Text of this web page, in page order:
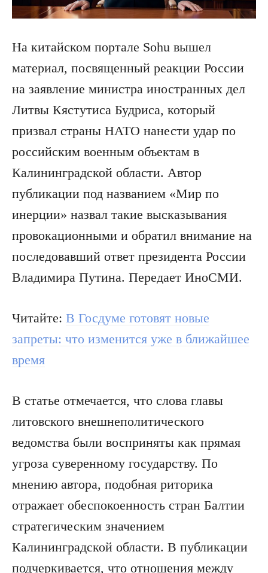
На китайском портале Sohu вышел
материал, посвященный реакции России
на заявление министра иностранных дел
Литвы Кястутиса Будриса, который
призвал страны НАТО нанести удар по
российским военным объектам в
Калининградской области. Автор
публикации под названием «Мир по
инерции» назвал такие высказывания
провокационными и обратил внимание на
последовавший ответ президента России
Владимира Путина. Передает ИноСМИ.
Читайте: В Госдуме готовят новые
запреты: что изменится уже в ближайшее
время
В статье отмечается, что слова главы
литовского внешнеполитического
ведомства были восприняты как прямая
угроза суверенному государству. По
мнению автора, подобная риторика
отражает обеспокоенность стран Балтии
стратегическим значением
Калининградской области. В публикации
подчеркивается, что отношения между